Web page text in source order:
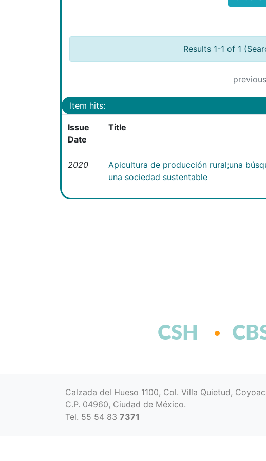
Results 1-1 of 1
previous
Item hits:
Issue
Date
Title
2020
Apicultura de producción rural;una
una sociedad sustentable
CSH
Calzada del Hueso 1100, Col. Villa Quietud,
C.P. 04960, Ciudad de México.
Tel. 55 54 83 7371